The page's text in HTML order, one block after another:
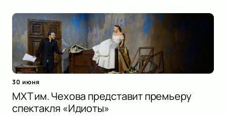
30 июня
МХТ им. Чехова представит премьеру
спектакля «Идиоты»